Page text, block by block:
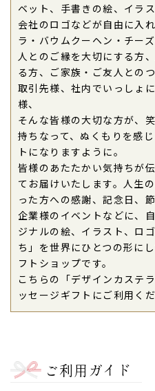
ご購入頂いた商品：
ハ
ージ入りカステラ（1本
2026年07月15日
上品な名前入り、文章
ご購入頂いた商品：ハー
ージ入りカステラ（1本
2026年06月26日
出張中に誕生日を迎える
キを当日にあげたかった
菓子を検討したところ
ちらのカステラを見つ
た。
彼氏は筋トレが好きなの
幅に抑えられるし、食い
でむっちゃくちゃ美味し
り喜んでいたし、普段
ベット、手書きの絵、イラ
会社のロゴなどが自由に入
ラ・バウムクーヘン・チーズ
人とのご縁を大切にする方
る方、ご家族・ご友人との
取引先様、社内でいっしょ
様、
そんな皆様の大切な方が、
持ちなって、ぬくもりを感
トになりますように。
皆様のあたたかい気持ちが
てお届けいたします。人生
った方への感謝、記念日、
企業様のイベントなどに、
ジナルの絵、イラスト、ロ
ち」を世界にひとつの形に
フトショップです。
こちらの「デザインカステ
ッセージギフトにご利用く
ご利用ガイド